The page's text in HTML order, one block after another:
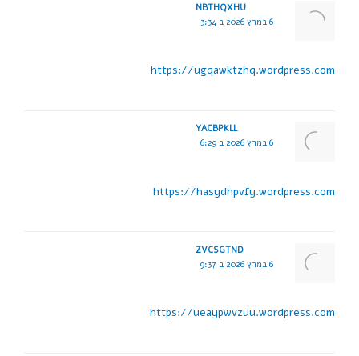
NBTHQXHU
6 במרץ 2026 ב 3:34
https://ugqawktzhq.wordpress.com
YACBPKLL
6 במרץ 2026 ב 6:29
https://hasydhpvfy.wordpress.com
ZVCSGTND
6 במרץ 2026 ב 9:37
https://ueaypwvzuu.wordpress.com